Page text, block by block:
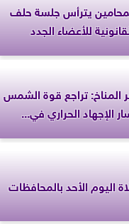
يترأس جلسة حلف
للأعضاء الجدد
المناخ: تراجع قوة الشمس
الإجهاد الحراري في...
اليوم الأحد بالمحافظات